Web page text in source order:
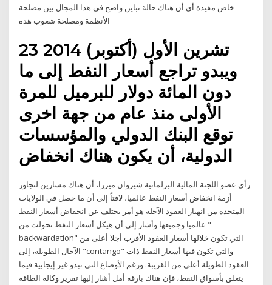
خاص مفيدة أي أن هناك حالة تباين واضح في هذا المجال بين مصلحة
23 تشرين الأول (أكتوبر) 2014
ويبدو تراجع أسعار النفط إلى ما
دون المائة دولار للبرميل للمرة
الأولى منذ عام من جهة اخرى
توقع البنك الدولي والمؤسسات
رأى عضو اللجنة المالية البرلمانية شيروان ميرزا، أن هناك مسارين لتجاوز
أزمة انخفاض أسعار النفط عالميا، لافتاً إلى أن ما حصل في الولايات
المتحدة من انهيار العقود الآجلة هو أمر يختلف عن انخفاض أسعار النفط
عالميا وجميعها وأشار إلى أن هيكل أسعار النفط تحولت من "
backwardation" التي تكون خلالها أسعار العقود الأقرب أجلا أعلى من
الآجال الطويلة، إلى "contango" والتي تكون فيها أسعار النفط ذات
العقود الطويلة أعلى من القريبة. ورغم الأوضاع التي تبدو غير إيجابية فيما
يتعلق بأسواق النفط، فإن هناك بارقة أمل أشار إليها تقرير وكالة الطاقة